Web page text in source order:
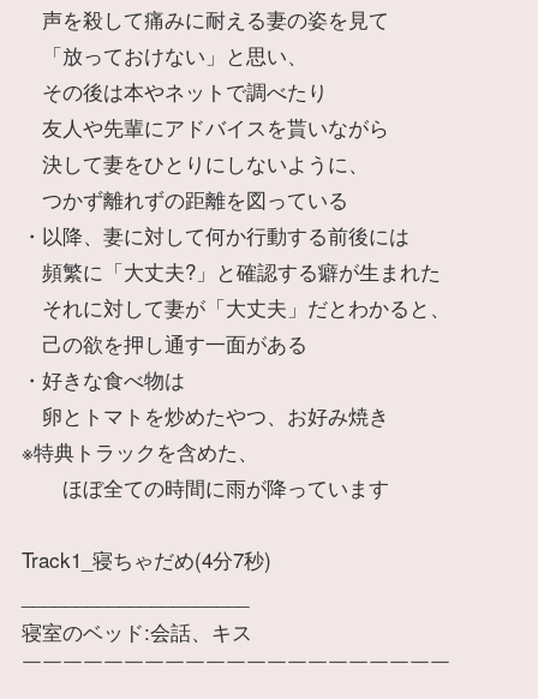
声を殺して痛みに耐える妻の姿を見て
「放っておけない」と思い、
その後は本やネットで調べたり
友人や先輩にアドバイスを貰いながら
決して妻をひとりにしないように、
つかず離れずの距離を図っている
・以降、妻に対して何か行動する前後には
頻繁に「大丈夫?」と確認する癖が生まれた
それに対して妻が「大丈夫」だとわかると、
己の欲を押し通す一面がある
・好きな食べ物は
卵とトマトを炒めたやつ、お好み焼き
※特典トラックを含めた、
ほぼ全ての時間に雨が降っています
Track1_寝ちゃだめ(4分7秒)
寝室のベッド:会話、キス
￣￣￣￣￣￣￣￣￣￣￣￣￣￣￣￣￣￣￣￣￣